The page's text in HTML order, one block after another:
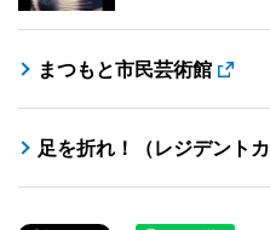
まつもと市民芸術館
足を折れ！（レジデント